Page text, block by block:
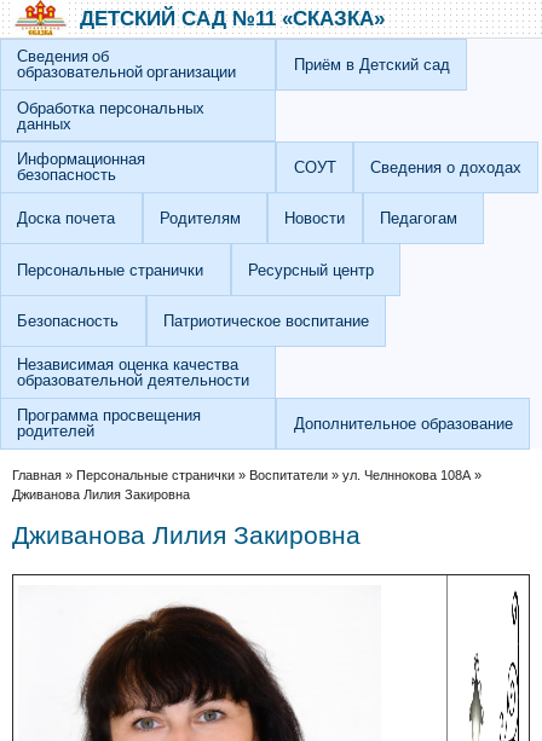
Перейти к основному содержанию
Skip to searchДЕТСКИЙ САД №11 «СКАЗКА»
Сведения об
образовательной организации
Приём в Детский сад
Обработка персональных
данных
Информационная
безопасность
СОУТ Сведения о доходах
Доска почета Родителям Новости Педагогам
Персональные странички Ресурсный центр
Безопасность Патриотическое воспитание
Независимая оценка качества
образовательной деятельности
Программа просвещения
родителей
Дополнительное образование
Вы здесь
Главная » Персональные странички » Воспитатели » ул. Челннокова 108А »
Дживанова Лилия Закировна
Дживанова Лилия Закировна